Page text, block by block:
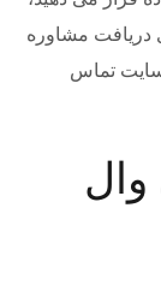
دریافت مشاوره
سایت تماس